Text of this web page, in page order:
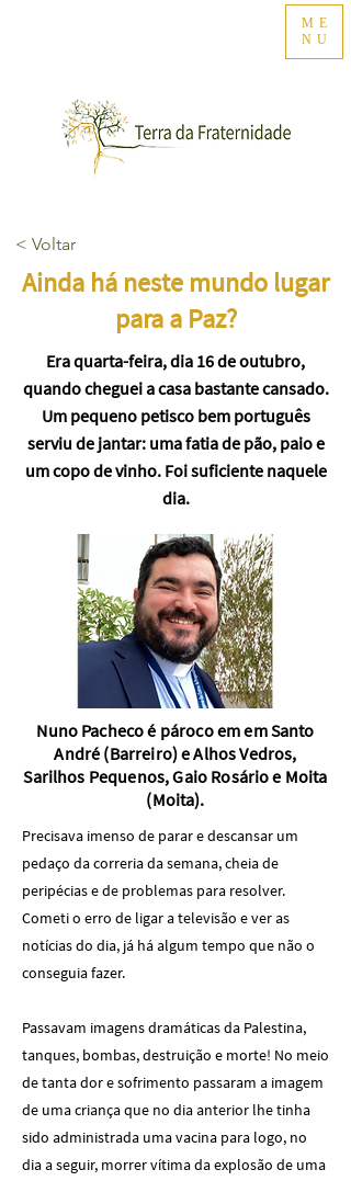
ME
NU
< Voltar
Ainda há neste mundo lugar
para a Paz?
Era quarta-feira, dia 16 de outubro,
quando cheguei a casa bastante cansado.
Um pequeno petisco bem português
serviu de jantar: uma fatia de pão, paio e
um copo de vinho. Foi suficiente naquele
dia.
Nuno Pacheco é pároco em em Santo
André (Barreiro) e Alhos Vedros,
Sarilhos Pequenos, Gaio Rosário e Moita
(Moita).
Precisava imenso de parar e descansar um
pedaço da correria da semana, cheia de
peripécias e de problemas para resolver.
Cometi o erro de ligar a televisão e ver as
notícias do dia, já há algum tempo que não o
conseguia fazer.
Passavam imagens dramáticas da Palestina,
tanques, bombas, destruição e morte! No meio
de tanta dor e sofrimento passaram a imagem
de uma criança que no dia anterior lhe tinha
sido administrada uma vacina para logo, no
dia a seguir, morrer vítima da explosão de uma